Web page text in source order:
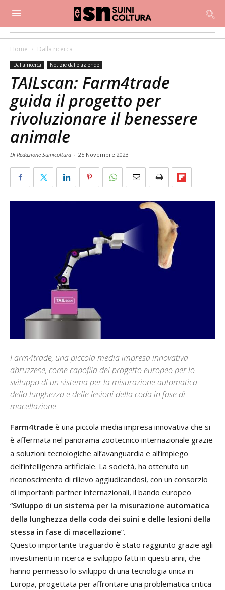
Home Dalla ricerca
Dalla ricerca Notizie dalle aziende
TAILscan: Farm4trade
guida il progetto per
rivoluzionare il benessere
animale
Di Redazione Suinicoltura - 25 Novembre 2023
Farm4trade, una piccola media impresa innovativa
abruzzese, come capofila del progetto europeo per lo
sviluppo di un sistema per la misurazione automatica
della lunghezza e delle lesioni della coda in fase di
macellazione
Farm4trade è una piccola media impresa innovativa che si
è affermata nel panorama zootecnico internazionale grazie
a soluzioni tecnologiche all’avanguardia e all’impiego
dell’intelligenza artificiale. La società, ha ottenuto un
riconoscimento di rilievo aggiudicandosi, con un consorzio
di importanti partner internazionali, il bando europeo
“Sviluppo di un sistema per la misurazione automatica
della lunghezza della coda dei suini e delle lesioni della
stessa in fase di macellazione”.
Questo importante traguardo è stato raggiunto grazie agli
investimenti in ricerca e sviluppo fatti in questi anni, che
hanno permesso lo sviluppo di una tecnologia unica in
Europa, progettata per affrontare una problematica critica